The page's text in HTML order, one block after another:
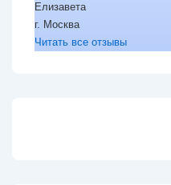
Елизавета
г. Москва
Читать все отзывы